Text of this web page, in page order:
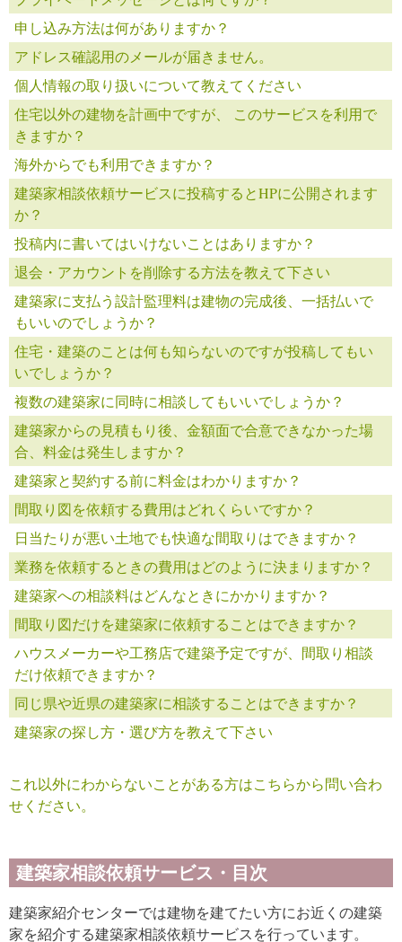
申し込み方法は何がありますか？
アドレス確認用のメールが届きません。
個人情報の取り扱いについて教えてください
住宅以外の建物を計画中ですが、 このサービスを利用で
きますか？
海外からでも利用できますか？
建築家相談依頼サービスに投稿するとHPに公開されます
か？
投稿内に書いてはいけないことはありますか？
退会・アカウントを削除する方法を教えて下さい
建築家に支払う設計監理料は建物の完成後、一括払いで
もいいのでしょうか？
住宅・建築のことは何も知らないのですが投稿してもい
いでしょうか？
複数の建築家に同時に相談してもいいでしょうか？
建築家からの見積もり後、金額面で合意できなかった場
合、料金は発生しますか？
建築家と契約する前に料金はわかりますか？
間取り図を依頼する費用はどれくらいですか？
日当たりが悪い土地でも快適な間取りはできますか？
業務を依頼するときの費用はどのように決まりますか？
建築家への相談料はどんなときにかかりますか？
間取り図だけを建築家に依頼することはできますか？
ハウスメーカーや工務店で建築予定ですが、間取り相談
だけ依頼できますか？
同じ県や近県の建築家に相談することはできますか？
建築家の探し方・選び方を教えて下さい
これ以外にわからないことがある方はこちらから問い合わ
せください。
建築家相談依頼サービス・目次
建築家紹介センターでは建物を建てたい方にお近くの建築
家を紹介する建築家相談依頼サービスを行っています。